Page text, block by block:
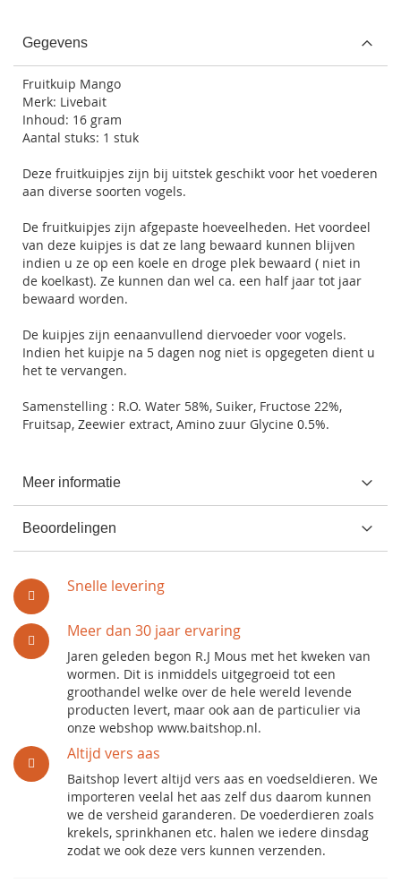
Snelle levering
Meer dan 30 jaar ervaring
Jaren geleden begon R.J Mous met het kweken van
wormen. Dit is inmiddels uitgegroeid tot een
groothandel welke over de hele wereld levende
producten levert, maar ook aan de particulier via
onze webshop www.baitshop.nl.
Altijd vers aas
Baitshop levert altijd vers aas en voedseldieren. We
importeren veelal het aas zelf dus daarom kunnen
we de versheid garanderen. De voederdieren zoals
krekels, sprinkhanen etc. halen we iedere dinsdag
zodat we ook deze vers kunnen verzenden.
Gegevens
Fruitkuip Mango
Merk: Livebait
Inhoud: 16 gram
Aantal stuks: 1 stuk
Deze fruitkuipjes zijn bij uitstek geschikt voor het voederen
aan diverse soorten vogels.
De fruitkuipjes zijn afgepaste hoeveelheden. Het voordeel
van deze kuipjes is dat ze lang bewaard kunnen blijven
indien u ze op een koele en droge plek bewaard ( niet in
de koelkast). Ze kunnen dan wel ca. een half jaar tot jaar
bewaard worden.
De kuipjes zijn eenaanvullend diervoeder voor vogels.
Indien het kuipje na 5 dagen nog niet is opgegeten dient u
het te vervangen.
Samenstelling : R.O. Water 58%, Suiker, Fructose 22%,
Fruitsap, Zeewier extract, Amino zuur Glycine 0.5%.
Meer informatie
Beoordelingen